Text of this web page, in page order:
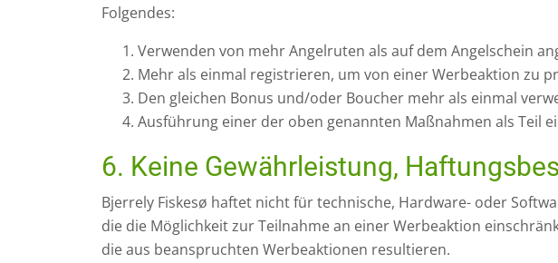
Folgendes:
Verwenden von mehr Angelruten als auf dem Angelschein
Mehr als einmal registrieren, um von einer Werbeaktion zu
Den gleichen Bonus und/oder Boucher mehr als einmal
Ausführung einer der oben genannten Maßnahmen als Teil
6. Keine Gewährleistung,
Bjerrely Fiskesø haftet nicht für technische, Hardware- oder
die die Möglichkeit zur Teilnahme an einer Werbeaktion
die aus beanspruchten Werbeaktionen resultieren.